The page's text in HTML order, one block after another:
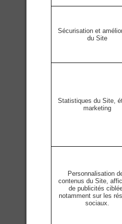
Sécurisation et
du Site
Statistiques du Site,
marketing
Personnalisation
contenus du Site,
de publicités
notamment sur les
sociaux.